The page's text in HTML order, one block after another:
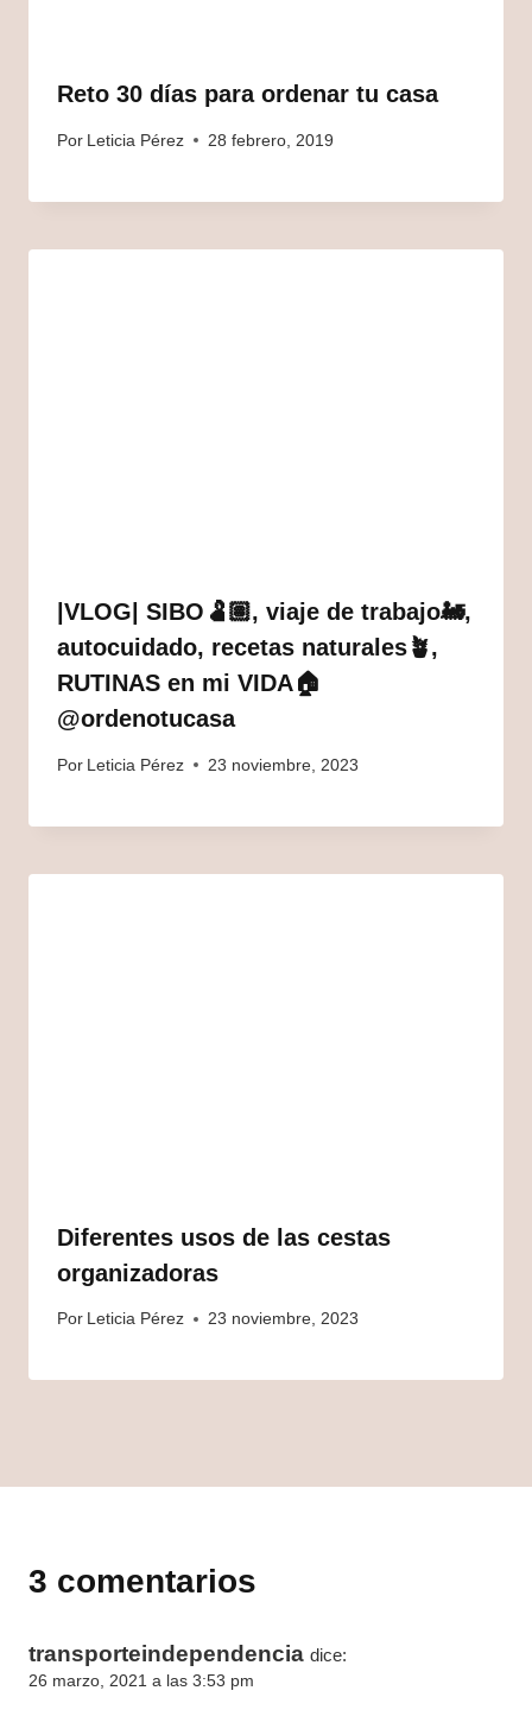
Reto 30 días para ordenar tu casa
Por Leticia Pérez 28 febrero, 2019
|VLOG| SIBO🫃🏽, viaje de trabajo🚂,
autocuidado, recetas naturales🪴,
RUTINAS en mi VIDA🏠
@ordenotucasa
Por Leticia Pérez 23 noviembre, 2023
Diferentes usos de las cestas
organizadoras
Por Leticia Pérez 23 noviembre, 2023
3 comentarios
transporteindependencia dice:
26 marzo, 2021 a las 3:53 pm